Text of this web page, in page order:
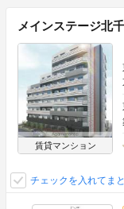
メインステージ北
賃貸マンション
チェックを入れてま